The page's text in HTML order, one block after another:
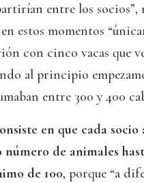
entre los socios”,
estos momentos
con cinco vacas que
al principio
entre 300 y 400
en que cada socio
de animales
de 100, porque “a